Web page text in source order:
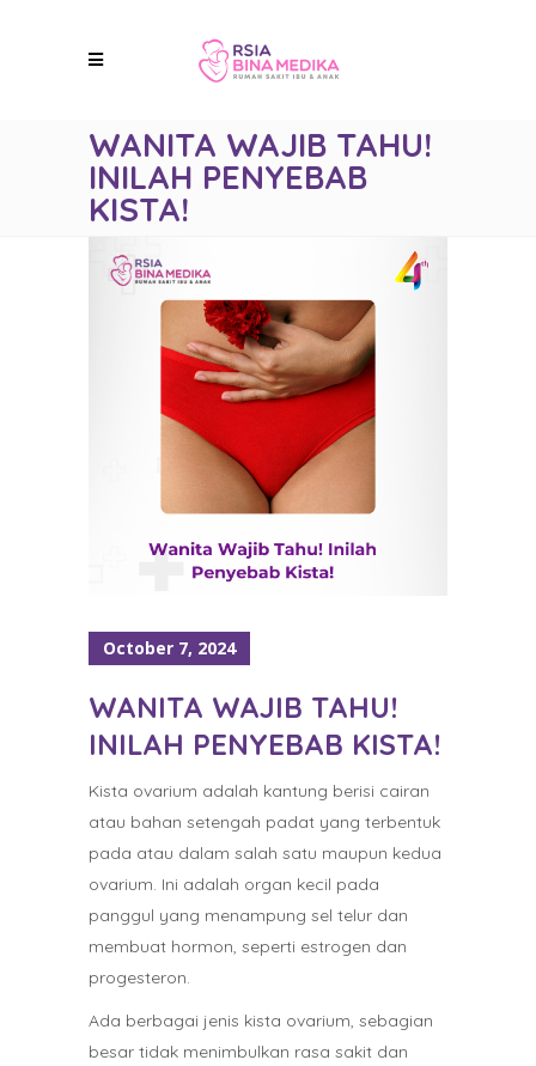
WANITA WAJIB TAHU!
INILAH PENYEBAB
KISTA!
October 7, 2024
WANITA WAJIB TAHU!
INILAH PENYEBAB KISTA!
Kista ovarium adalah kantung berisi cairan
atau bahan setengah padat yang terbentuk
pada atau dalam salah satu maupun kedua
ovarium. Ini adalah organ kecil pada
panggul yang menampung sel telur dan
membuat hormon, seperti estrogen dan
progesteron.
Ada berbagai jenis kista ovarium, sebagian
besar tidak menimbulkan rasa sakit dan